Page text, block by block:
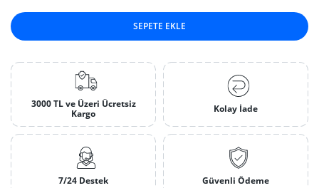
SEPETE EKLE
3000 TL ve Üzeri Ücretsiz
Kargo
Kolay İade
7/24 Destek Güvenli Ödeme